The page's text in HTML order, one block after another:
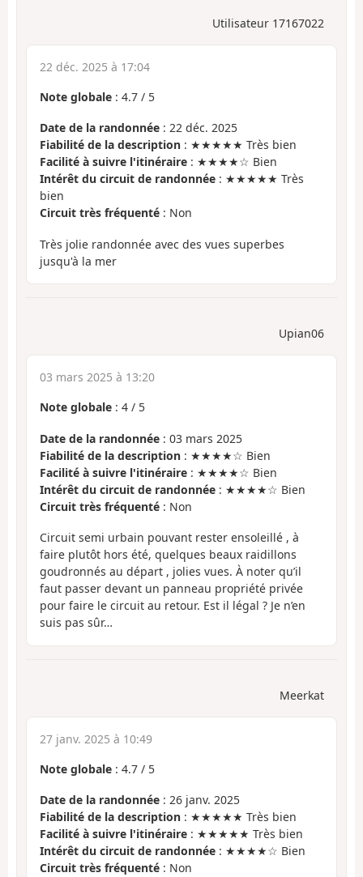
Utilisateur 17167022
22 déc. 2025 à 17:04
Note globale : 4.7 / 5
Date de la randonnée : 22 déc. 2025
Fiabilité de la description : ★★★★★ Très bien
Facilité à suivre l'itinéraire : ★★★★☆ Bien
Intérêt du circuit de randonnée : ★★★★★ Très
bien
Circuit très fréquenté : Non
Très jolie randonnée avec des vues superbes
jusqu'à la mer
Upian06
03 mars 2025 à 13:20
Note globale : 4 / 5
Date de la randonnée : 03 mars 2025
Fiabilité de la description : ★★★★☆ Bien
Facilité à suivre l'itinéraire : ★★★★☆ Bien
Intérêt du circuit de randonnée : ★★★★☆ Bien
Circuit très fréquenté : Non
Circuit semi urbain pouvant rester ensoleillé , à
faire plutôt hors été, quelques beaux raidillons
goudronnés au départ , jolies vues. À noter qu’il
faut passer devant un panneau propriété privée
pour faire le circuit au retour. Est il légal ? Je n’en
suis pas sûr…
Meerkat
27 janv. 2025 à 10:49
Note globale : 4.7 / 5
Date de la randonnée : 26 janv. 2025
Fiabilité de la description : ★★★★★ Très bien
Facilité à suivre l'itinéraire : ★★★★★ Très bien
Intérêt du circuit de randonnée : ★★★★☆ Bien
Circuit très fréquenté : Non